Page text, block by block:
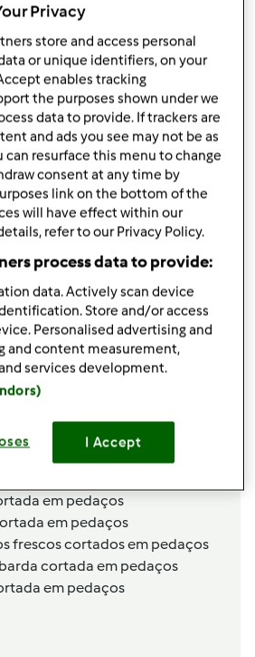
TM31
published: 26.10.2009
alterado: 02.06.2016
às minhas coleções
Partilhar receita
Criar uma variante
65, mais q.b p/polvilhar
em pedaços
em pedaços
frescos cortados em pedaços
cortada em pedaços
em pedaços
Privacy
store and access personal
or unique identifiers, on your
enables tracking
the purposes shown under we
data to provide. If trackers are
and ads you see may not be as
can resurface this menu to change
consent at any time by
link on the bottom of the
will have effect within our
refer to our Privacy Policy.
process data to provide:
data. Actively scan device
Store and/or access
Personalised advertising and
and content measurement,
services development.
I Accept